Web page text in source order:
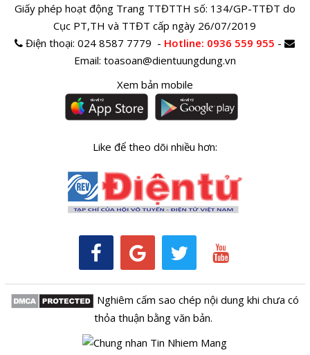
Giấy phép hoạt động Trang TTĐTTH số: 134/GP-TTĐT do
Cục PT,TH và TTĐT cấp ngày 26/07/2019
Điện thoại:024 8587 7779 - Hotline: 0936 559 955 -
Email: toasoan@dientuungdung.vn
Xem bản mobile
Like để theo dõi nhiều hơn:
Nghiêm cấm sao chép nội dung khi chưa có
thỏa thuận bằng văn bản.